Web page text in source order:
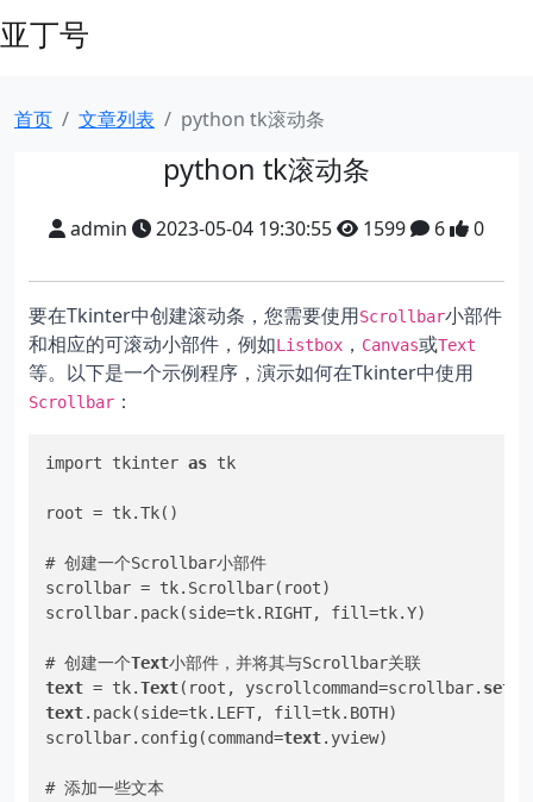
亚丁号
首页 文章列表 python tk滚动条
python tk滚动条
admin 2023-05-04 19:30:55 1599 6 0
要在Tkinter中创建滚动条，您需要使用Scrollbar小部件
和相应的可滚动小部件，例如Listbox ， Canvas或Text
等。以下是一个示例程序，演示如何在Tkinter中使用
Scrollbar ：
import tkinter as tk
root = tk.Tk()
# 创建一个Scrollbar小部件
scrollbar = tk.Scrollbar(root)
scrollbar.pack(side=tk.RIGHT, fill=tk.Y)
# 创建一个Text
text = tk.Text(root, yscrollcommand=scrollbar. set
text.pack(side=tk.LEFT, fill=tk.BOTH)
scrollbar.config(command=text.yview)